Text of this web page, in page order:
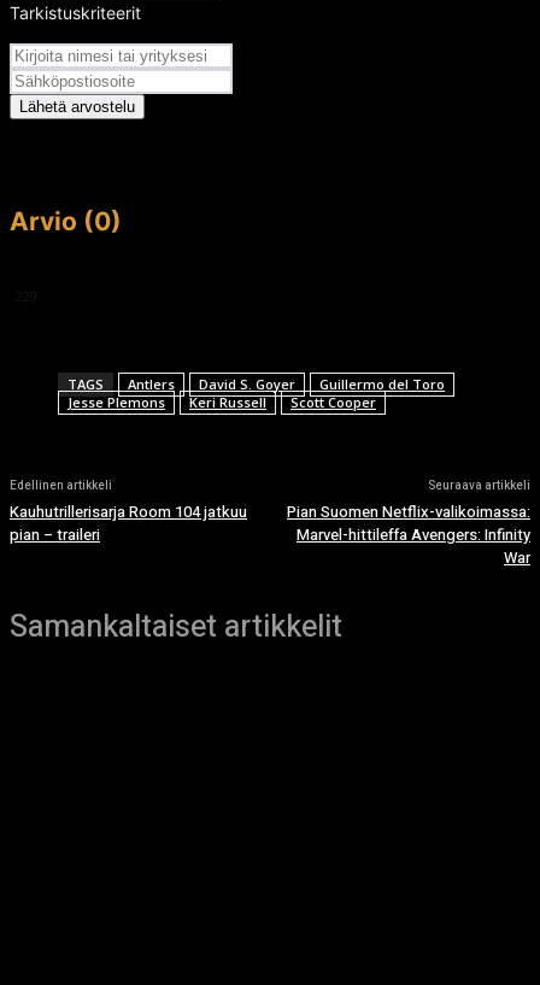
Tarkistuskriteerit
Lähetä arvostelu
Arvio (0)
TAGS Antlers David S. Goyer
Guillermo del Toro
Jesse Plemons
Keri Russell Scott Cooper
Edellinen artikkeli
Kauhutrillerisarja Room 104 jatkuu
pian – traileri
Seuraava artikkeli
Pian Suomen Netflix-valikoimassa:
Marvel-hittileffa Avengers: Infinity
War
Samankaltaiset artikkelit